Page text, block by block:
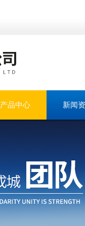
产品中心 新闻